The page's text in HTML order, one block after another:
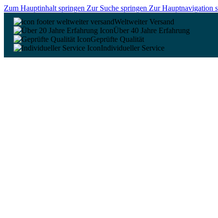
Zum Hauptinhalt springen Zur Suche springen Zur Hauptnavigation
Weltweiter Versand
Über 40 Jahre Erfahrung
Geprüfte Qualität
Individueller Service